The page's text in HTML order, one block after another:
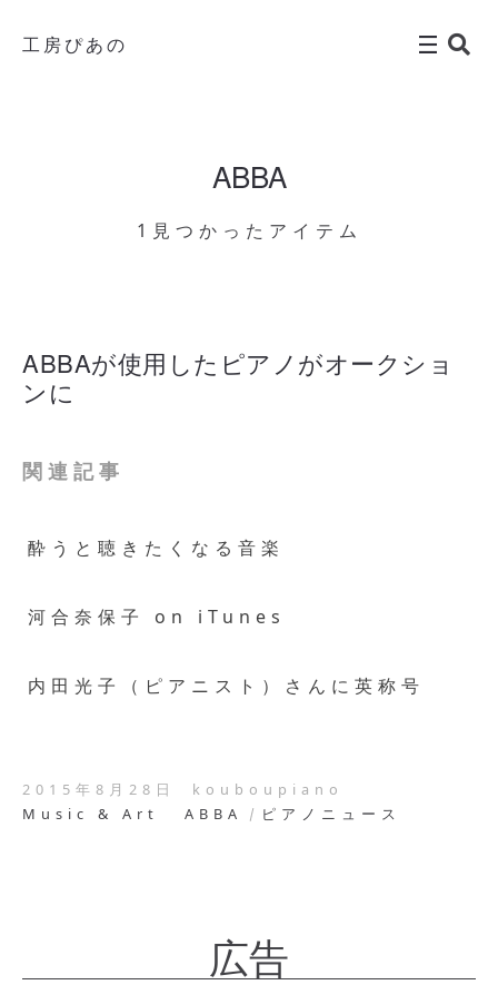
工房ぴあの
ABBA
1見つかったアイテム
ABBAが使用したピアノがオークショ
ンに
関連記事
酔うと聴きたくなる音楽
河合奈保子 on iTunes
内田光子（ピアニスト）さんに英称号
2015年8月28日
kouboupiano
Music & Art
ABBA ピアノニュース
広告